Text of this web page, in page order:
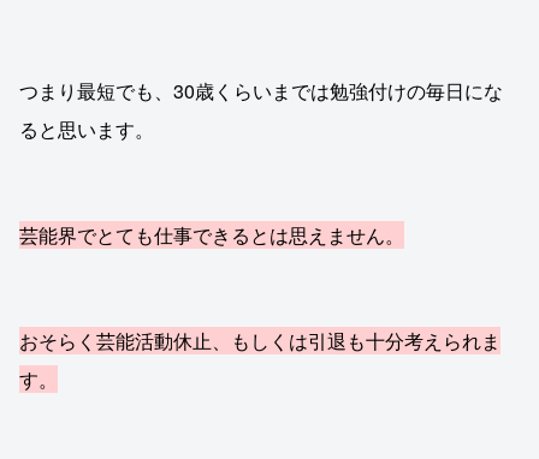
つまり最短でも、30歳くらいまでは勉強付けの毎日にな
ると思います。
芸能界でとても仕事できるとは思えません。
おそらく芸能活動休止、もしくは引退も十分考えられま
す。